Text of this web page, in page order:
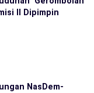
II Dipimpin
NasDem-